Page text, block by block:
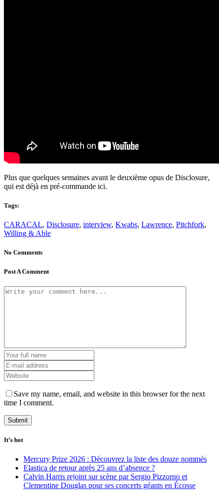
Plus que quelques semaines avant le deuxième opus de Disclosure,
qui est déjà en pré-commande ici.
Tags:
CARACAL, Disclosure, interview, Kwabs, Lawrence, Pitchfork,
Willing & Able
No Comments
Post A Comment
Save my name, email, and website in this browser for the next
time I comment.
It’s hot
Mercury Prize 2026 : Découvrez la liste des douze nommés
Elastica de retour après 25 ans d’absence ?
Calvin Harris rejoint sur scène par Sergio Pizzorno et
Clementine Douglas pour ses concerts géants en Écosse